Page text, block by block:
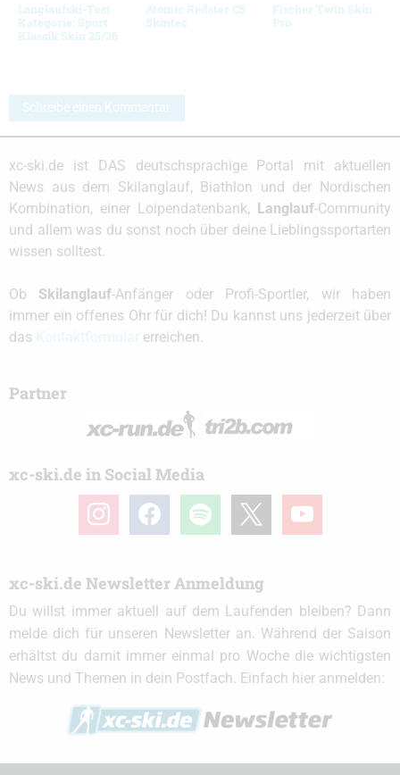
Langlaufski-Test
Kategorie: Sport
Klassik Skin 25/26
Atomic Redster C5
Skintec
Fischer Twin Skin
Pro
Schreibe einen Kommentar
xc-ski.de ist DAS deutschsprachige Portal mit aktuellen
News aus dem Skilanglauf, Biathlon und der Nordischen
Kombination, einer Loipendatenbank,
Langlauf-Community
und allem was du sonst noch über deine Lieblingssportarten
wissen solltest.
Ob Skilanglauf-Anfänger oder Profi-Sportler, wir haben
immer ein offenes Ohr für dich! Du kannst uns jederzeit über
das
erreichen.
Partner
xc-ski.de in Social Media
instagramfacebook spotify youtube
xc-ski.de Newsletter Anmeldung
Du willst immer aktuell auf dem Laufenden bleiben? Dann
melde dich für unseren Newsletter an. Während der Saison
erhältst du damit immer einmal pro Woche die wichtigsten
News und Themen in dein Postfach. Einfach hier anmelden: